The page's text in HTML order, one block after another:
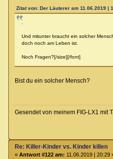
Zitat von: Der Läuterer am 11.06.2019 |
Und mitunter braucht ein solcher
doch noch am Leben ist.
Noch Fragen?[/size][/font]
Bist du ein solcher Mensch?
Gesendet von meinem FIG-LX1 mit
Re: Killer-Kinder vs. Kinder killen
« Antwort #122 am: 11.06.2019 | 20:29